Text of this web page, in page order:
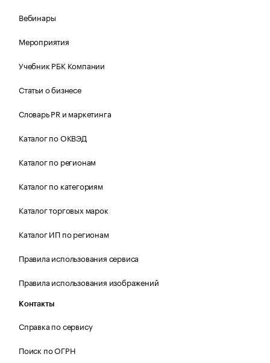
Вебинары
Мероприятия
Учебник РБК Компании
Статьи о бизнесе
Словарь PR и маркетинга
Каталог по ОКВЭД
Каталог по регионам
Каталог по категориям
Каталог торговых марок
Каталог ИП по регионам
Правила использования сервиса
Правила использования изображений
Контакты
Справка по сервису
Поиск по ОГРН